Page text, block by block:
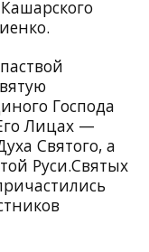
Господа
Лицах —
Святого, а
Руси.Святых